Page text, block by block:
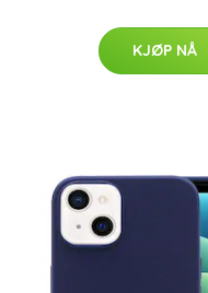
KJØP NÅ